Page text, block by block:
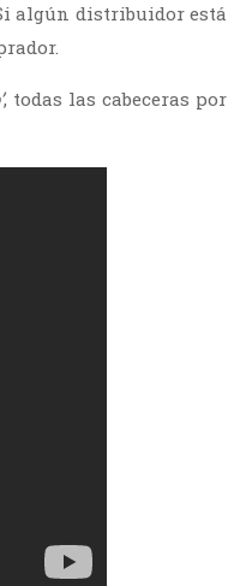
algún distribuidor está
, todas las cabeceras por